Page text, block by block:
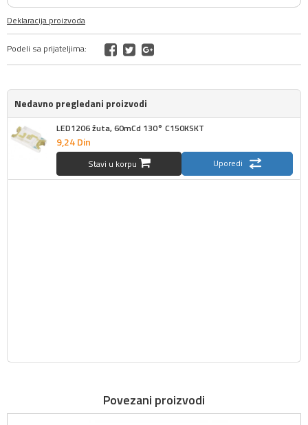
Deklaracija proizvoda
Podeli sa prijateljima:
Nedavno pregledani proizvodi
LED1206 žuta, 60mCd 130° C150KSKT
9,24Din
Stavi u korpu Uporedi
Povezani proizvodi